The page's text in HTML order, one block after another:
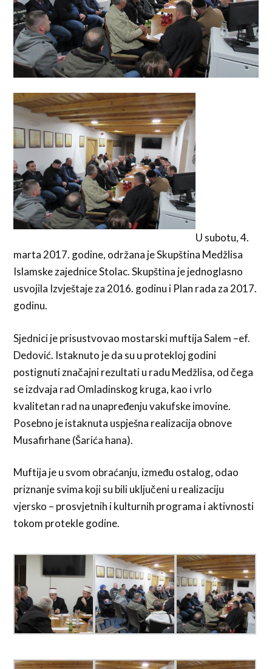
U subotu, 4.
marta 2017. godine, održana je Skupština Medžlisa
Islamske zajednice Stolac. Skupština je jednoglasno
usvojila Izvještaje za 2016. godinu i Plan rada za 2017.
godinu.
Sjednici je prisustvovao mostarski muftija Salem –ef.
Dedović. Istaknuto je da su u protekloj godini
postignuti značajni rezultati u radu Medžlisa, od čega
se izdvaja rad Omladinskog kruga, kao i vrlo
kvalitetan rad na unapređenju vakufske imovine.
Posebno je istaknuta uspješna realizacija obnove
Musafirhane (Šarića hana).
Muftija je u svom obraćanju, između ostalog, odao
priznanje svima koji su bili uključeni u realizaciju
vjersko – prosvjetnih i kulturnih programa i aktivnosti
tokom protekle godine.